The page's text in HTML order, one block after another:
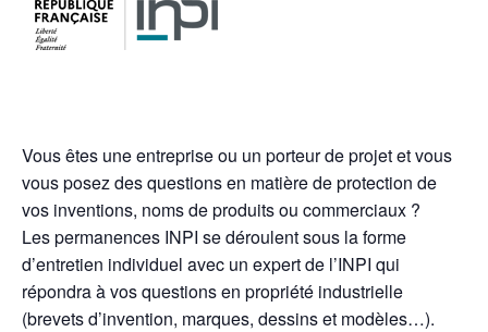
Vous êtes une entreprise ou un porteur de projet et vous
vous posez des questions en matière de protection de
vos inventions, noms de produits ou commerciaux ?
Les permanences INPI se déroulent sous la forme
d’entretien individuel avec un expert de l’INPI qui
répondra à vos questions en propriété industrielle
(brevets d’invention, marques, dessins et modèles…).